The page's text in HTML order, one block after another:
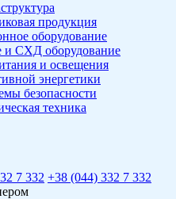
продукция
оборудование
и СХД оборудование
и освещения
энергетики
безопасности
техника
7 332 +38 (044) 332 7 332